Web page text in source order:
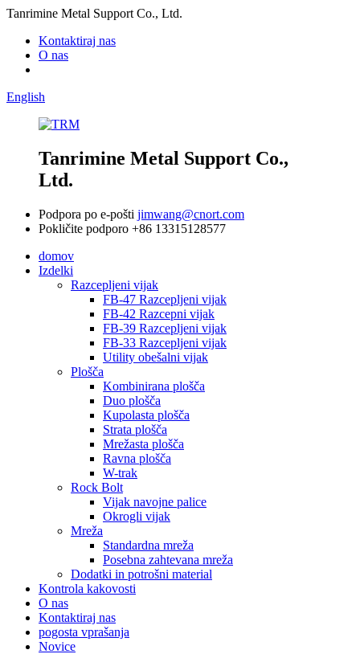
Tanrimine Metal Support Co., Ltd.
Kontaktiraj nas
O nas
English
Tanrimine Metal Support Co.,
Ltd.
Podpora po e-pošti jimwang@cnort.com
Pokličite podporo +86 13315128577
domov
Izdelki
Razcepljeni vijak
FB-47 Razcepljeni vijak
FB-42 Razcepni vijak
FB-39 Razcepljeni vijak
FB-33 Razcepljeni vijak
Utility obešalni vijak
Plošča
Kombinirana plošča
Duo plošča
Kupolasta plošča
Strata plošča
Mrežasta plošča
Ravna plošča
W-trak
Rock Bolt
Vijak navojne palice
Okrogli vijak
Mreža
Standardna mreža
Posebna zahtevana mreža
Dodatki in potrošni material
Kontrola kakovosti
O nas
Kontaktiraj nas
pogosta vprašanja
Novice